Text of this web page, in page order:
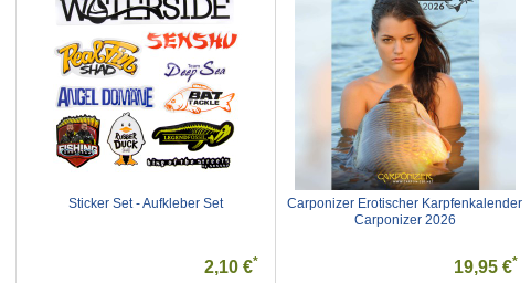
Sticker Set - Aufkleber Set
2,10 €*
Carponizer Erotischer Karpfenkalender
Carponizer 2026
19,95 €*